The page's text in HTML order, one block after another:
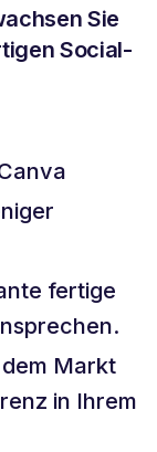
Sie
Social-
fertige
Markt
in Ihrem